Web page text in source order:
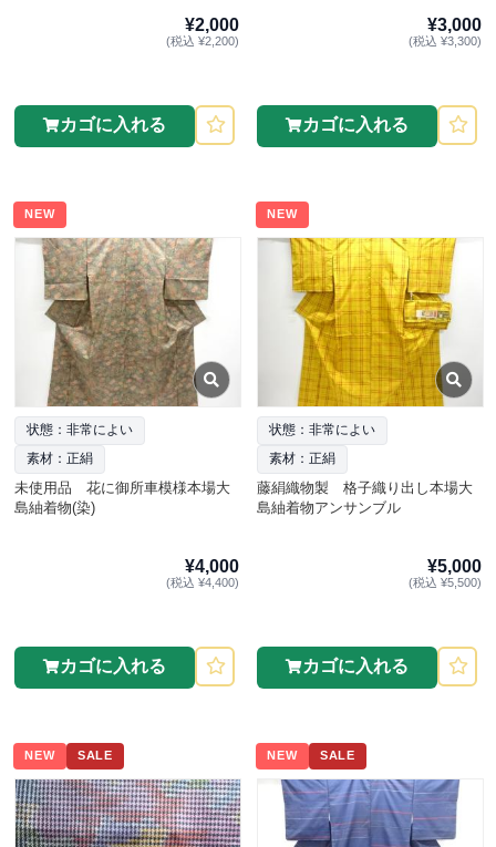
¥2,000
(税込 ¥2,200)
カゴに入れる
¥3,000
(税込 ¥3,300)
カゴに入れる
NEW
状態：非常によい
素材：正絹
未使用品 花に御所車模様本場大
島紬着物(染)
¥4,000
(税込 ¥4,400)
カゴに入れる
NEW
状態：非常によい
素材：正絹
藤絹織物製 格子織り出し本場大
島紬着物アンサンブル
¥5,000
(税込 ¥5,500)
カゴに入れる
NEW SALE NEW SALE